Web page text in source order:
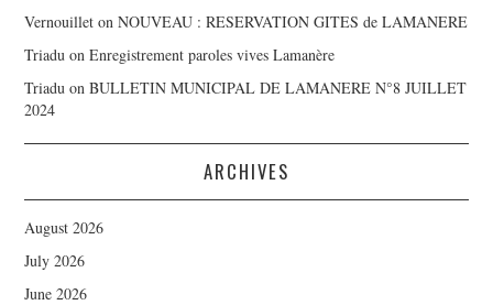
Vernouillet onNOUVEAU : RESERVATION GITES de LAMANERE
Triadu onEnregistrement paroles vives Lamanère
Triadu onBULLETIN MUNICIPAL DE LAMANERE N°8 JUILLET
2024
ARCHIVES
August 2026
July 2026
June 2026